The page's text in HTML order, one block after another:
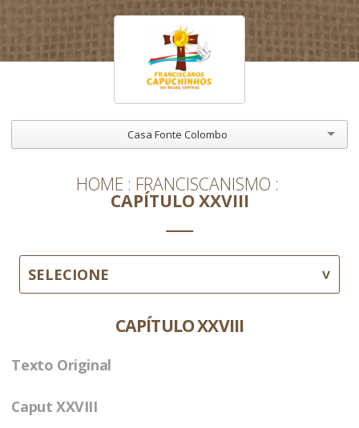
Casa Fonte Colombo
HOME FRANCISCANISMO
CAPÍTULO XXVIII
SELECIONE
CAPÍTULO XXVIII
Texto Original
Caput XXVIII